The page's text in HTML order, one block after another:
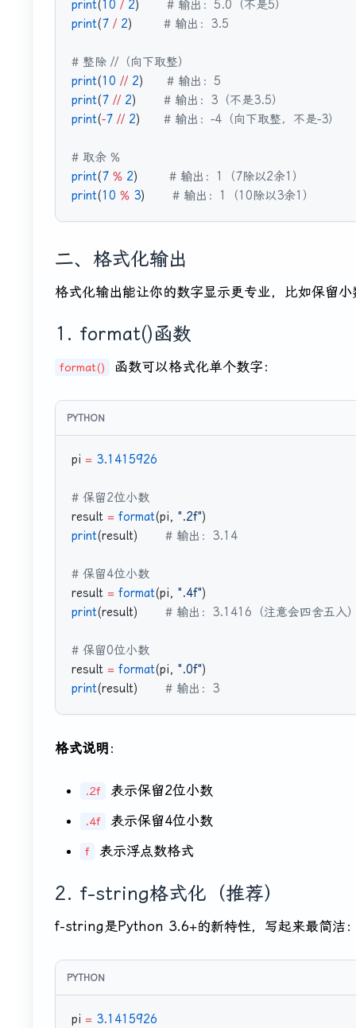
print(10 / 2) # 输出：5.0（不是5）
print(7 / 2) # 输出：3.5
# 整除 //（向下取整）
print(10 // 2) # 输出：5
print(7 // 2) # 输出：3（不是3.5）
print(-7 // 2) # 输出：-4（向下取整，不是-3）
# 取余 %
print(7 % 2) # 输出：1（7除以2余1）
print(10 % 3) # 输出：1（10除以3余1）
二、格式化输出
格式化输出能让你的数字显示更专业，比如保留
1. format()函数
format() 函数可以格式化单个数字：
pi = 3.1415926
# 保留2位小数
result = format(pi, ".2f")
print(result) # 输出：3.14
# 保留4位小数
result = format(pi, ".4f")
print(result) # 输出：3.1416（注意会四舍五入
# 保留0位小数
result = format(pi, ".0f")
print(result) # 输出：3
格式说明 ：
.2f 表示保留2位小数
.4f 表示保留4位小数
f 表示浮点数格式
2. f-string格式化（推荐）
f-string是Python 3.6+的新特性，写起来最简洁
pi = 3.1415926